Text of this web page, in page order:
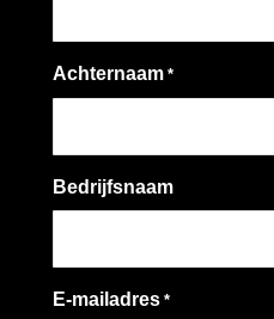
Achternaam *
Bedrijfsnaam
E-mailadres *